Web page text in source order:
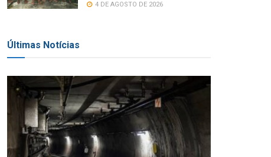
4 DE AGOSTO DE 2026
Últimas Notícias